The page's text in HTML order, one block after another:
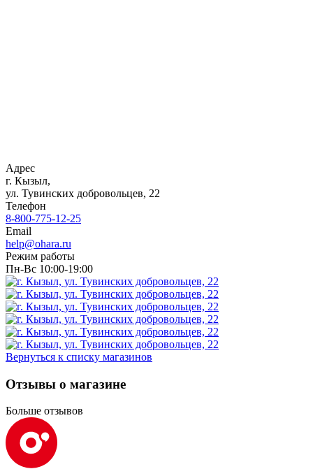
Адрес
г. Кызыл,
ул. Тувинских добровольцев, 22
Телефон
8-800-775-12-25
Email
help@ohara.ru
Режим работы
Пн-Вс 10:00-19:00
Вернуться к списку магазинов
Отзывы о магазине
Больше отзывов